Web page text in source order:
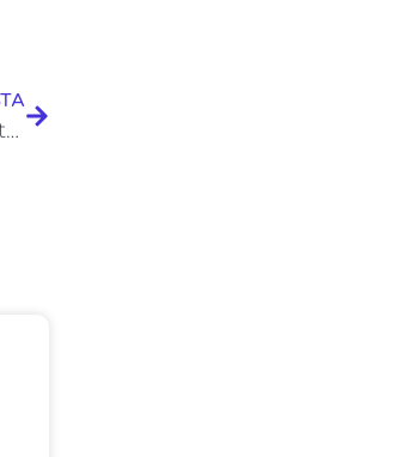
KB18 expanderar affärsområde Industri med köp av Laxweld